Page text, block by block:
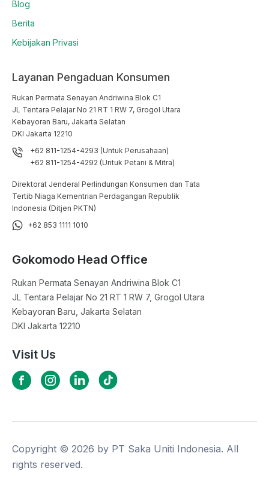
Blog
Berita
Kebijakan Privasi
Layanan Pengaduan Konsumen
Rukan Permata Senayan Andriwina Blok C1
JL Tentara Pelajar No 21 RT 1 RW 7, Grogol Utara
Kebayoran Baru, Jakarta Selatan
DKI Jakarta 12210
+62 811-1254-4293 (Untuk Perusahaan)
+62 811-1254-4292 (Untuk Petani & Mitra)
Direktorat Jenderal Perlindungan Konsumen dan Tata
Tertib Niaga Kementrian Perdagangan Republik
Indonesia (Ditjen PKTN)
+62 853 1111 1010
Gokomodo Head Office
Rukan Permata Senayan Andriwina Blok C1
JL Tentara Pelajar No 21 RT 1 RW 7, Grogol Utara
Kebayoran Baru, Jakarta Selatan
DKI Jakarta 12210
Visit Us
Copyright © 2026 by PT Saka Uniti Indonesia. All
rights reserved.